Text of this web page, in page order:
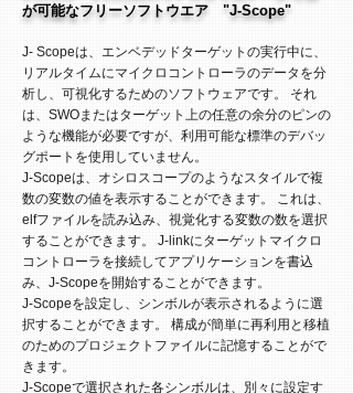
が可能なフリーソフトウエア "J-Scope"
J- Scopeは、エンベデッドターゲットの実行中に、
リアルタイムにマイクロコントローラのデータを分
析し、可視化するためのソフトウェアです。 それ
は、SWOまたはターゲット上の任意の余分のピンの
ような機能が必要ですが、利用可能な標準のデバッ
グポートを使用していません。
J-Scopeは、オシロスコープのようなスタイルで複
数の変数の値を表示することができます。 これは、
elfファイルを読み込み、視覚化する変数の数を選択
することができます。 J-linkにターゲットマイクロ
コントローラを接続してアプリケーションを書込
み、J-Scopeを開始することができます。
J-Scopeを設定し、シンボルが表示されるように選
択することができます。 構成が簡単に再利用と移植
のためのプロジェクトファイルに記憶することがで
きます。
J-Scopeで選択された各シンボルは、別々に設定す